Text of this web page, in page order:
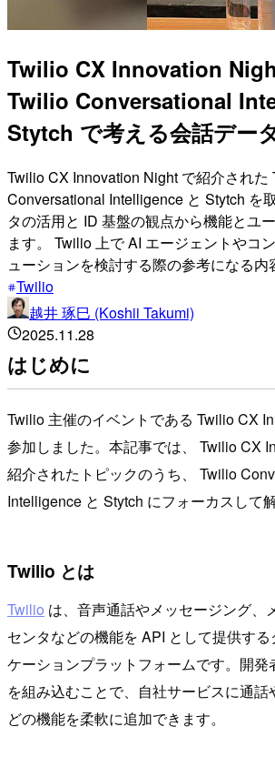
Twilio CX Innovation
Twilio Conversational
Stytch で考える会話デー
Twilio CX Innovation Night で紹介された
Conversational Intelligence と Stytch を
タの活用と ID 基盤の観点から機能とユ
ます。 Twilio 上で AI エージェントやコ
ューションを検討する際の参考になる内
Twilio
越井 琢巳 (Koshii Takumi)
2025.11.28
はじめに
Twilio 主催のイベントである Twilio CX
参加しました。本記事では、 Twilio CX
紹介されたトピックのうち、 Twilio
Intelligence と Stytch にフォーカスして
Twilio とは
Twilio は、音声通話やメッセージング、
センタなどの機能を API として提供す
ケーションプラットフォームです。開発
を組み込むことで、自社サービスに通
どの機能を柔軟に追加できます。